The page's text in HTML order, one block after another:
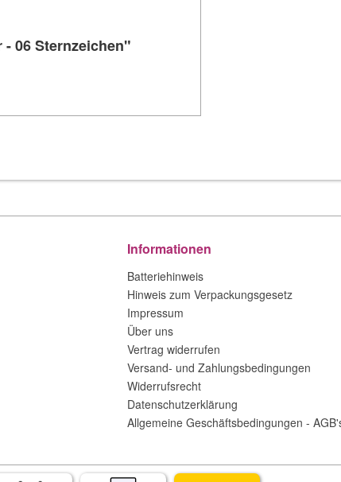
06 Sternzeichen"
Informationen
Batteriehinweis
Hinweis zum Verpackungsgesetz
Impressum
Über uns
Vertrag widerrufen
Versand- und Zahlungsbedingungen
Widerrufsrecht
Datenschutzerklärung
Allgemeine Geschäftsbedingungen -